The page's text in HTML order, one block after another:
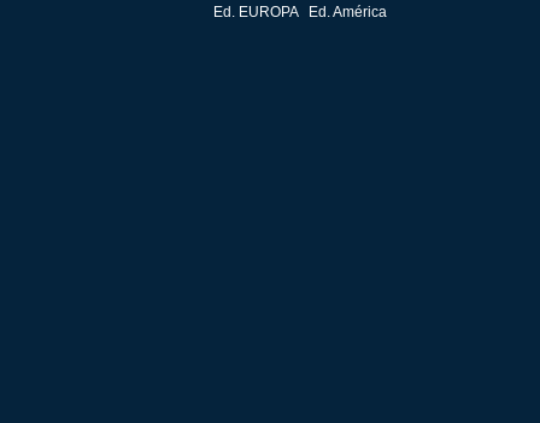
Ed. EUROPA
Ed. América